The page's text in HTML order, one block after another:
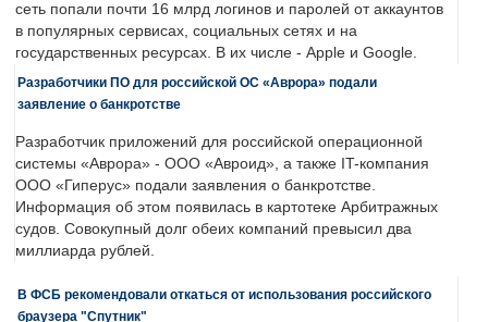
сеть попали почти 16 млрд логинов и паролей от аккаунтов
в популярных сервисах, социальных сетях и на
государственных ресурсах. В их числе - Apple и Google.
Разработчики ПО для российской ОС «Аврора» подали
заявление о банкротстве
Разработчик приложений для российской операционной
системы «Аврора» - ООО «Авроид», а также IT-компания
ООО «Гиперус» подали заявления о банкротстве.
Информация об этом появилась в картотеке Арбитражных
судов. Совокупный долг обеих компаний превысил два
миллиарда рублей.
В ФСБ рекомендовали откаться от использования российского
браузера "Спутник"